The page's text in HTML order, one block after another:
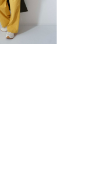
upper hights（アッパーハイ
+phenix（フェニックス）